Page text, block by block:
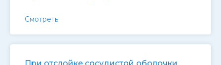
Смотреть
При отслойке сосудистой оболочки